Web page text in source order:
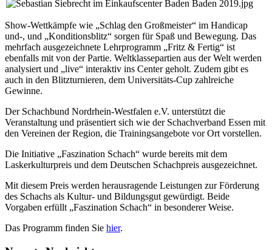
Show-Wettkämpfe wie „Schlag den Großmeister“ im Handicap
und-, und „Konditionsblitz“ sorgen für Spaß und Bewegung. Das
mehrfach ausgezeichnete Lehrprogramm „Fritz & Fertig“ ist
ebenfalls mit von der Partie. Weltklassepartien aus der Welt werden
analysiert und „live“ interaktiv ins Center geholt. Zudem gibt es
auch in den Blitzturnieren, dem Universitäts-Cup zahlreiche
Gewinne.
Der Schachbund Nordrhein-Westfalen e.V. unterstützt die
Veranstaltung und präsentiert sich wie der Schachverband Essen mit
den Vereinen der Region, die Trainingsangebote vor Ort vorstellen.
Die Initiative „Faszination Schach“ wurde bereits mit dem
Laskerkulturpreis und dem Deutschen Schachpreis ausgezeichnet.
Mit diesem Preis werden herausragende Leistungen zur Förderung
des Schachs als Kultur- und Bildungsgut gewürdigt. Beide
Vorgaben erfüllt „Faszination Schach“ in besonderer Weise.
Das Programm finden Sie hier.